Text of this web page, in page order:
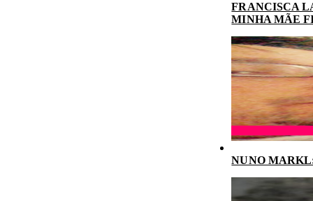
FRANCISCA
MINHA MÃE
NUNO